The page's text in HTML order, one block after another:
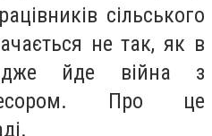
сільського
не так, як в
йде війна з
Про це